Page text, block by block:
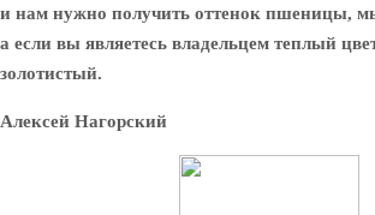
и нам нужно получить оттенок пшеницы,
а если вы являетесь владельцем теплый
золотистый.
Алексей Нагорский